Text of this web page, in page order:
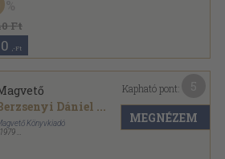
Ft
,-Ft
Dániel ...
Könyvkiadó
1979
Kapható pont:
MEGNÉZEM